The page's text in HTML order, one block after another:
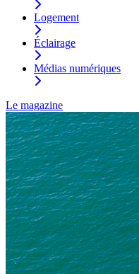
Logement
Éclairage
Médias numériques
Le magazine